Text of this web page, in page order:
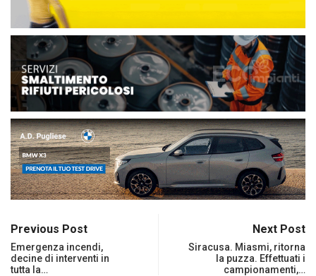
Previous Post
Emergenza incendi,
decine di interventi in
tutta la…
Next Post
Siracusa. Miasmi, ritorna
la puzza. Effettuati i
campionamenti,…